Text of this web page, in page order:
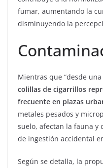
fumar, aumentando la
disminuyendo la
Mientras que “desde
colillas de cigarrillos
frecuente en plazas
metales pesados y
suelo, afectan la fauna y
de ingestión accidental
Según se detalla, la